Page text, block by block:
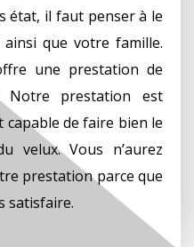
état, il faut penser à le
que votre famille.
une prestation de
Notre prestation est
de faire bien le
velux. Vous n’aurez
prestation parce que
satisfaire.